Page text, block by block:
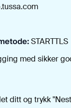
STARTTLS
med sikker
ditt og trykk